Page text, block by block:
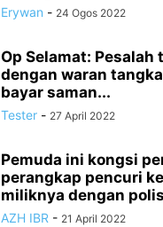
Erywan - 24 Ogos 2022
Op Selamat: Pesalah
dengan waran
bayar saman...
Tester - 27 April 2022
Pemuda ini kongsi
perangkap pencuri
miliknya dengan
AZH IBR - 21 April 2022